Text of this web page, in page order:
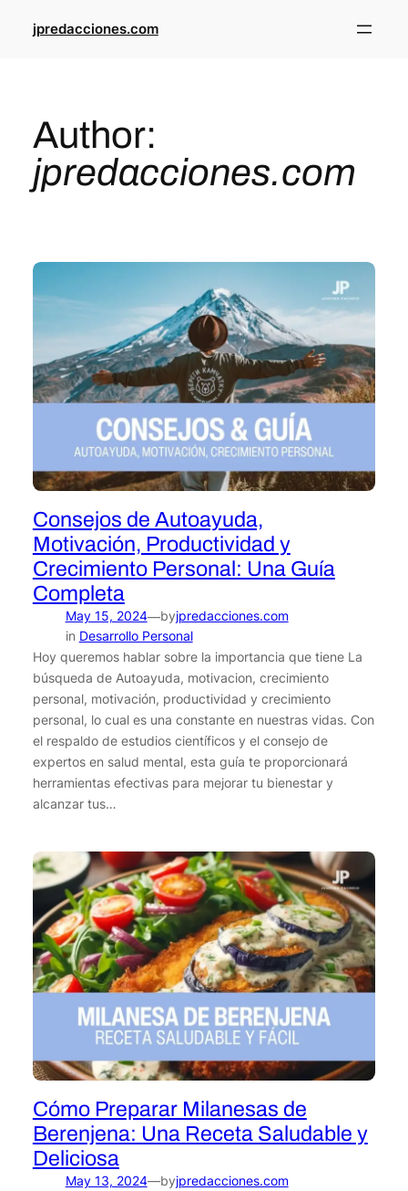
jpredacciones.com
Author:
jpredacciones.com
Consejos de Autoayuda,
Motivación, Productividad y
Crecimiento Personal: Una Guía
Completa
May 15, 2024—byjpredacciones.com
in Desarrollo Personal
Hoy queremos hablar sobre la importancia que tiene La
búsqueda de Autoayuda, motivacion, crecimiento
personal, motivación, productividad y crecimiento
personal, lo cual es una constante en nuestras vidas. Con
el respaldo de estudios científicos y el consejo de
expertos en salud mental, esta guía te proporcionará
herramientas efectivas para mejorar tu bienestar y
alcanzar tus…
Cómo Preparar Milanesas de
Berenjena: Una Receta Saludable y
Deliciosa
May 13, 2024—byjpredacciones.com